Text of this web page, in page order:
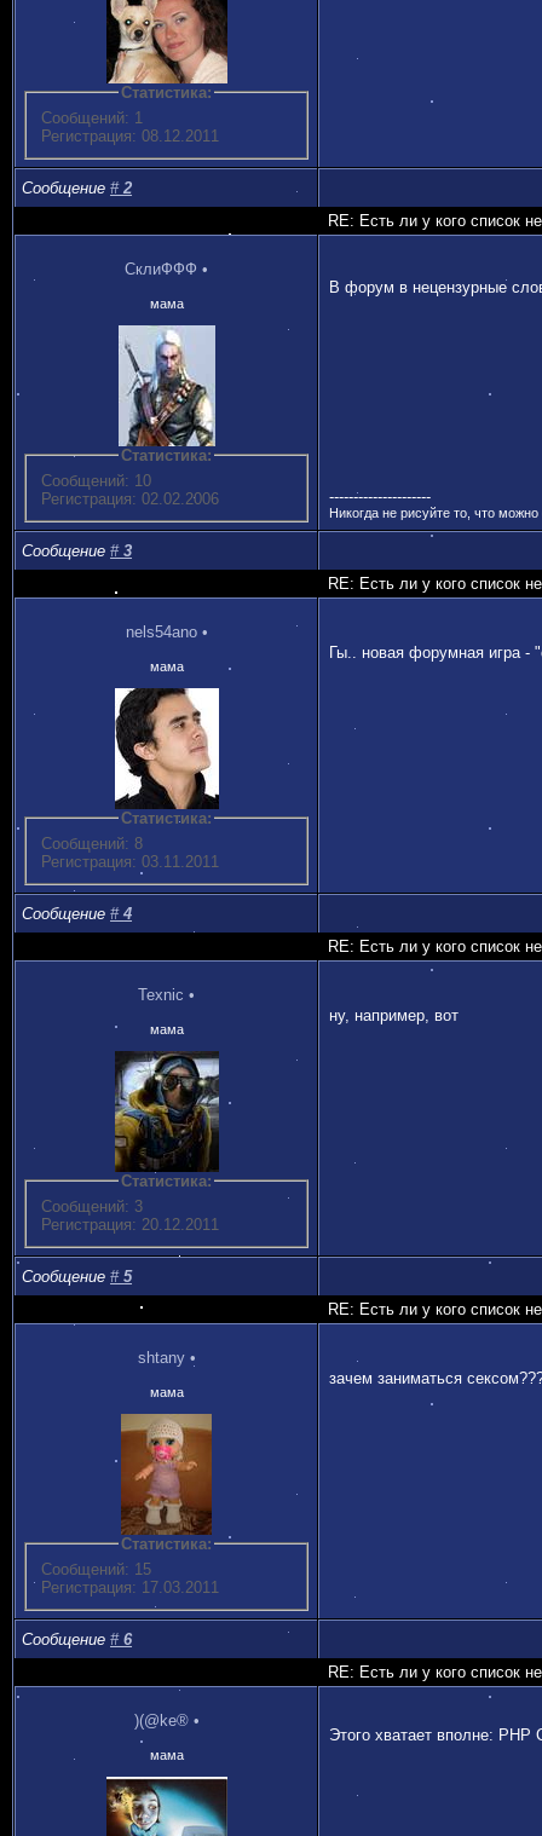
Статистика:
Сообщений: 1
Регистрация: 08.12.2011
Сообщение#2
RE: Есть ли у кого список
СклиФФФ •
мама
Статистика:
Сообщений: 10
Регистрация: 02.02.2006
В форум в нецензурные
---------------------
Никогда не рисуйте то, что можно
Сообщение#3
RE: Есть ли у кого список
nels54ano •
мама
Статистика:
Сообщений: 8
Регистрация: 03.11.2011
Гы.. новая форумная игра -
Сообщение#4
RE: Есть ли у кого список
Texnic •
мама
Статистика:
Сообщений: 3
Регистрация: 20.12.2011
ну, например, вот
Сообщение#5
RE: Есть ли у кого список
shtany •
мама
Статистика:
Сообщений: 15
Регистрация: 17.03.2011
зачем заниматься
Сообщение#6
RE: Есть ли у кого список
)(@ke® •
мама
Этого хватает вполне: PHP